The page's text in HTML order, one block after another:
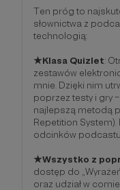
Ten próg to
słownictwa z
technologią:
★Klasa Quizlet:
zestawów
mnie. Dzięki nim
poprzez testy i gry
najlepszą metodą
Repetition System).
odcinków podcastu
★Wszystko z
dostęp do
oraz udział w